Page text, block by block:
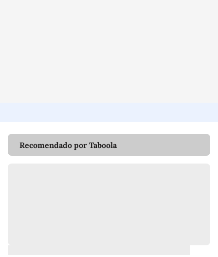
Recomendado por Taboola